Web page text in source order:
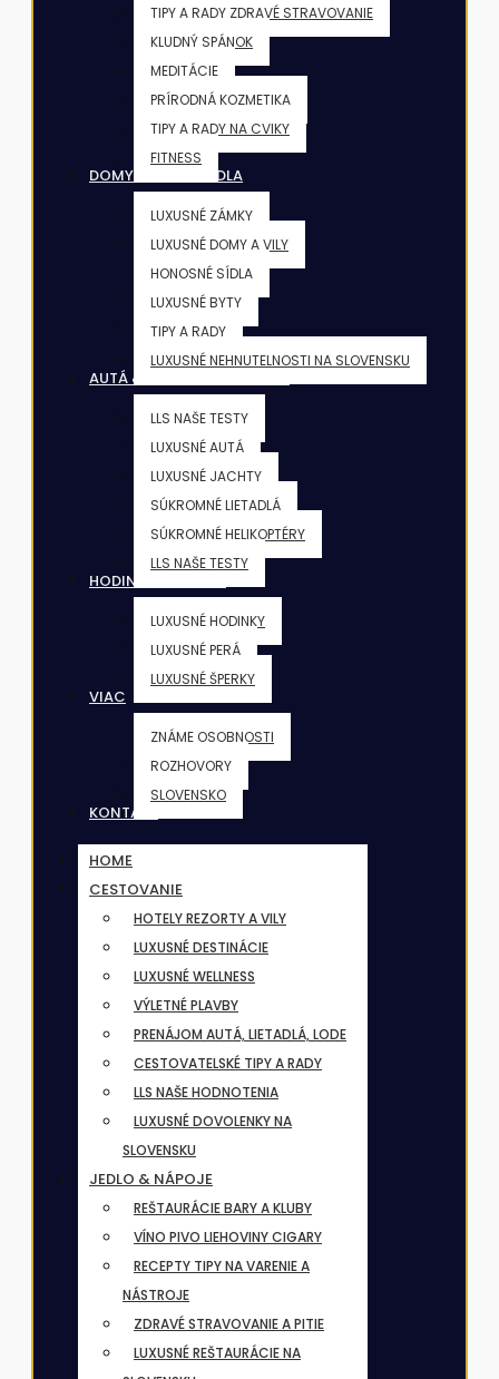
TIPY A RADY ZDRAVÉ STRAVOVANIE
KLUDNÝ SPÁNOK
MEDITÁCIE
PRÍRODNÁ KOZMETIKA
TIPY A RADY NA CVIKY
FITNESS
DOMY & VILY & SÍDLA
LUXUSNÉ ZÁMKY
LUXUSNÉ DOMY A VILY
HONOSNÉ SÍDLA
LUXUSNÉ BYTY
TIPY A RADY
LUXUSNÉ NEHNUTELNOSTI NA SLOVENSKU
AUTÁ & JACHTY & LIETADLÁ
LLS NAŠE TESTY
LUXUSNÉ AUTÁ
LUXUSNÉ JACHTY
SÚKROMNÉ LIETADLÁ
SÚKROMNÉ HELIKOPTÉRY
LLS NAŠE TESTY
HODINKY & ŠPERKY
LUXUSNÉ HODINKY
LUXUSNÉ PERÁ
LUXUSNÉ ŠPERKY
VIAC
ZNÁME OSOBNOSTI
ROZHOVORY
SLOVENSKO
KONTAKT
HOME
CESTOVANIE
HOTELY REZORTY A VILY
LUXUSNÉ DESTINÁCIE
LUXUSNÉ WELLNESS
VÝLETNÉ PLAVBY
PRENÁJOM AUTÁ, LIETADLÁ, LODE
CESTOVATELSKÉ TIPY A RADY
LLS NAŠE HODNOTENIA
LUXUSNÉ DOVOLENKY NA
SLOVENSKU
JEDLO & NÁPOJE
REŠTAURÁCIE BARY A KLUBY
VÍNO PIVO LIEHOVINY CIGARY
RECEPTY TIPY NA VARENIE A
NÁSTROJE
ZDRAVÉ STRAVOVANIE A PITIE
LUXUSNÉ REŠTAURÁCIE NA